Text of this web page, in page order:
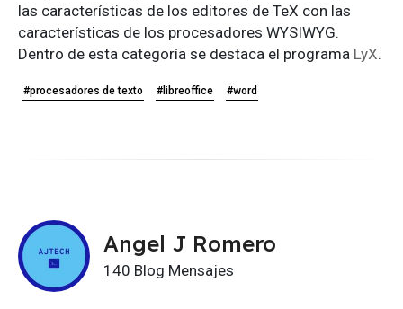
las características de los editores de TeX con las
características de los procesadores WYSIWYG.
Dentro de esta categoría se destaca el programa LyX.
#procesadores de texto #libreoffice #word
Angel J Romero
140 Blog Mensajes